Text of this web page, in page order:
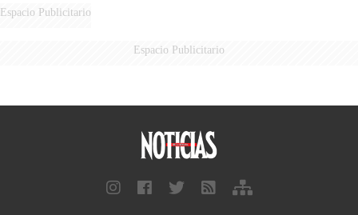
Espacio Publicitario
Espacio Publicitario